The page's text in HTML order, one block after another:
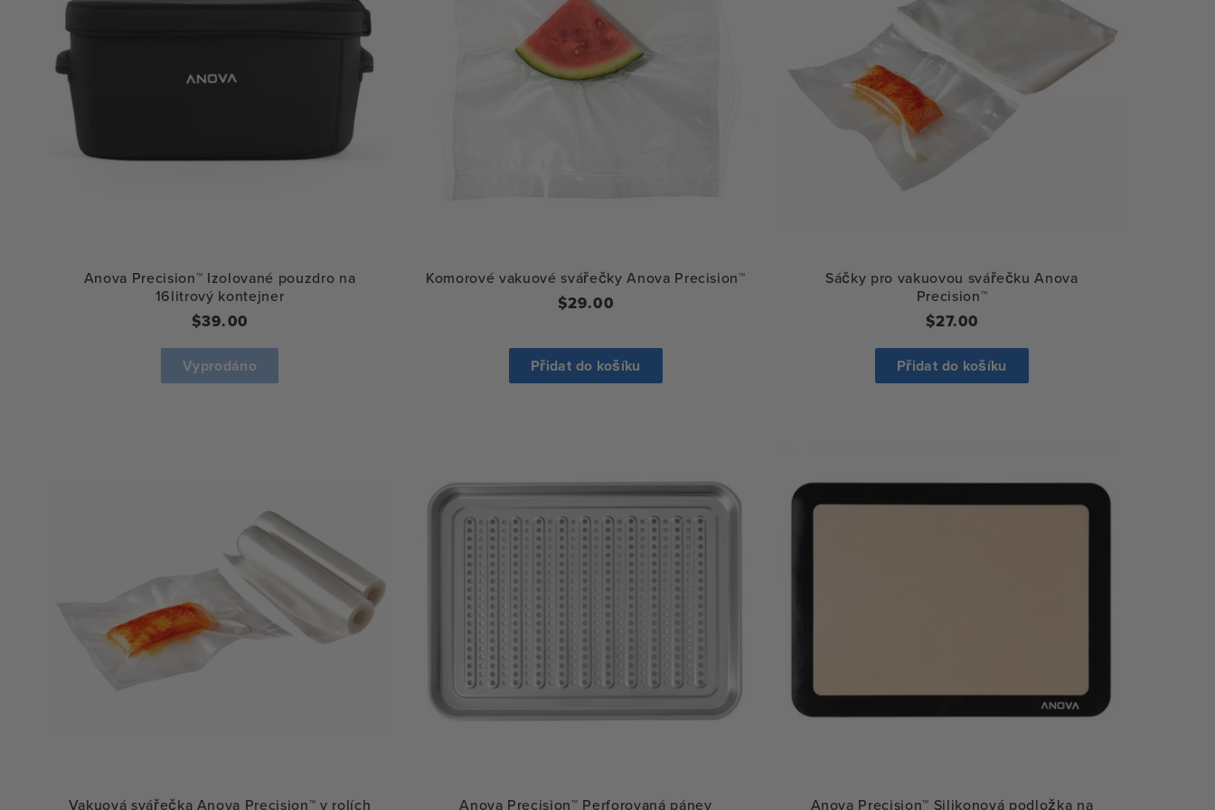
Anova Precision™ Izolované pouzdro na
16litrový kontejner
Běžná
cena
$39.00
Vyprodáno
Komorové vakuové svářečky Anova Precision™
Běžná
$29.00
Přidat do košíku
Sáčky pro vakuovou svářečku Anova
Precision™
Běžná
cena
$27.00
Přidat do košíku
Vakuová svářečka Anova Precision™ v rolích Anova Precision™ Perforovaná pánev Anova Precision™ Silikonová podložka na